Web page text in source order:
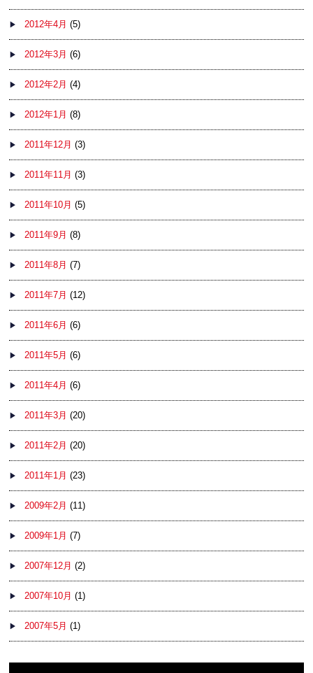
2012年4月 (5)
2012年3月 (6)
2012年2月 (4)
2012年1月 (8)
2011年12月 (3)
2011年11月 (3)
2011年10月 (5)
2011年9月 (8)
2011年8月 (7)
2011年7月 (12)
2011年6月 (6)
2011年5月 (6)
2011年4月 (6)
2011年3月 (20)
2011年2月 (20)
2011年1月 (23)
2009年2月 (11)
2009年1月 (7)
2007年12月 (2)
2007年10月 (1)
2007年5月 (1)